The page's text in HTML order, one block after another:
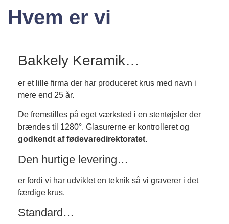
Hvem er vi
Bakkely Keramik…
er et lille firma der har produceret krus med navn i
mere end 25 år.
De fremstilles på eget værksted i en stentøjsler der
brændes til 1280°. Glasurerne er kontrolleret og
godkendt af fødevaredirektoratet.
Den hurtige levering…
er fordi vi har udviklet en teknik så vi graverer i det
færdige krus.
Standard…